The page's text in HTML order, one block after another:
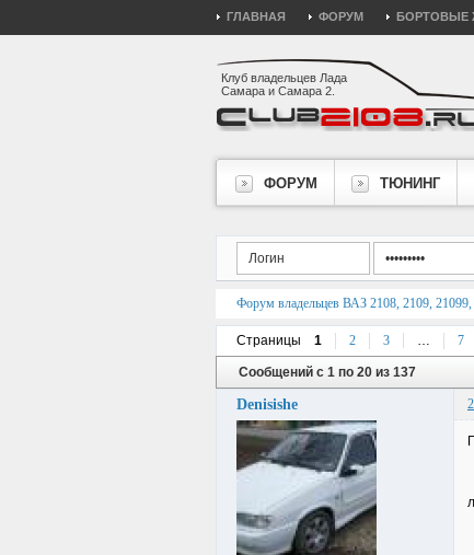
ГЛАВНАЯ ФОРУМ БОРТОВЫЕ
Клуб владельцев Лада
Самара и Самара 2.
ФОРУМ ТЮНИНГ
Форум владельцев ВАЗ 2108, 2109,
Страницы 1 2 3 … 7
Сообщений с 1 по 20 из 137
Denisishe